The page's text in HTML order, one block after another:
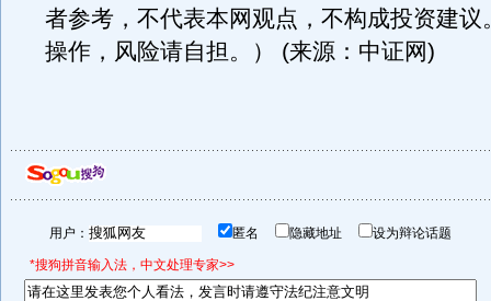
者参考，不代表本网观点，不构成投资建议
操作，风险请自担。） (来源：中证网)
用户： 匿名 隐藏地址 设为辩论话题
*搜狗拼音输入法，中文处理专家>>